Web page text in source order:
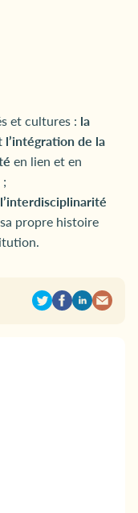
et cultures : la
de la
en lien et en
propre histoire